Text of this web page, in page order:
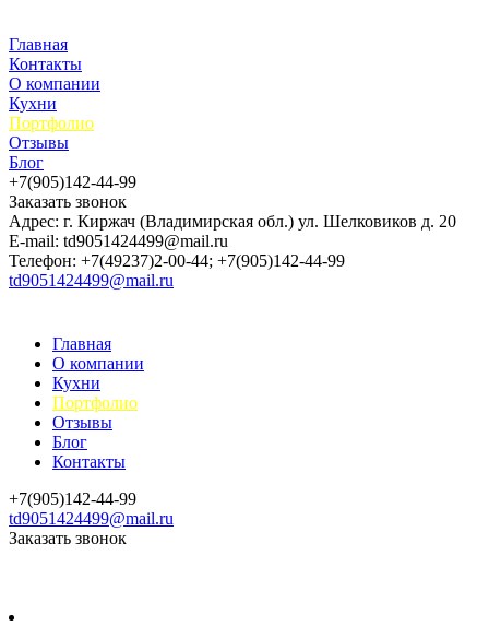
Главная
Контакты
О компании
Кухни
Портфолио
Отзывы
Блог
+7(905)142-44-99
Заказать звонок
Адрес: г. Киржач (Владимирская обл.) ул. Шелковиков д. 20
E-mail: td9051424499@mail.ru
Телефон: +7(49237)2-00-44; +7(905)142-44-99
td9051424499@mail.ru
Главная
О компании
Кухни
Портфолио
Отзывы
Блог
Контакты
+7(905)142-44-99
td9051424499@mail.ru
Заказать звонок